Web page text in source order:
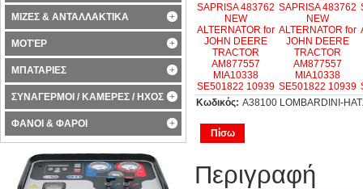
Κωδικός: Α38100 LOMBARDINI-
Πίσω
Περιγραφή
ΜΙΖΕΣ & ΑΝΤΑΛΛΑΚΤΙΚΑ
ΜΟΤΈΡ
ΜΠΑΤΑΡΙΕΣ
ΣΥΝΑΓΕΡΜΟΙ / ΚΑΜΕΡΕΣ / ΗΧΟΣ
ΦΑΝΟΙ & ΦΑΡΟΙ